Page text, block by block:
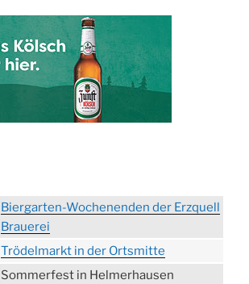
Biergarten-Wochenenden der Erzquell
Brauerei
Trödelmarkt in der Ortsmitte
Sommerfest in Helmerhausen